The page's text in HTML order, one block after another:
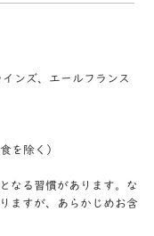
ンズ、エールフランス
を除く）
なる習慣があります。な
ますが、あらかじめお含